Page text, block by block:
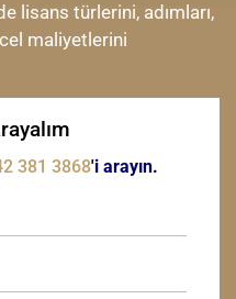
lisans türlerini, adımları,
maliyetlerini
381 3868'i arayın.